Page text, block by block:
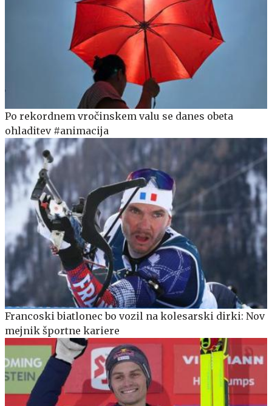
Po rekordnem vročinskem valu se danes obeta
ohladitev #animacija
Francoski biatlonec bo vozil na kolesarski dirki: Nov
mejnik športne kariere